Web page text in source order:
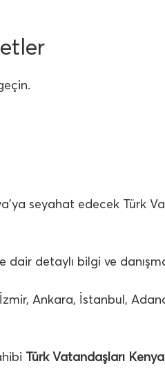
seyahat edecek Türk
dair detaylı bilgi ve
İzmir, Ankara, İstanbul,
Türk Vatandaşları